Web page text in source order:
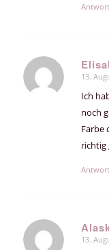
13.
Ich
noch
Farbe
richtig
13.